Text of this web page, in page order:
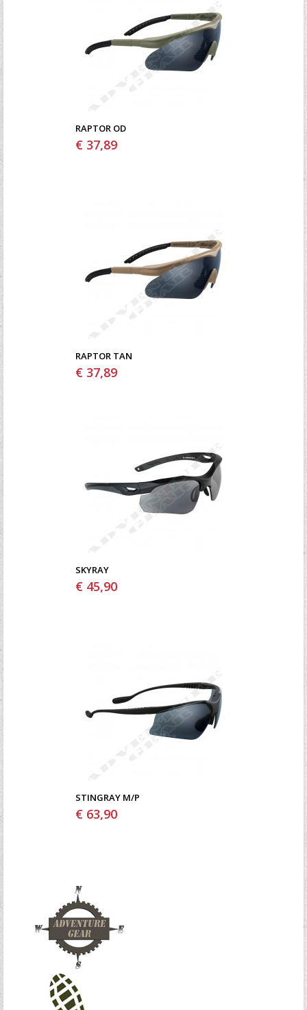
RAPTOR OD
€ 37,89
RAPTOR TAN
€ 37,89
SKYRAY
€ 45,90
STINGRAY M/P
€ 63,90